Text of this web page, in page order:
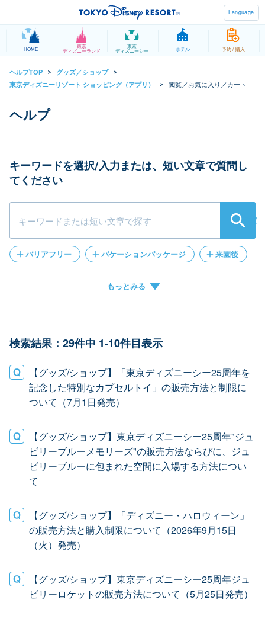
Language
HOME 東京
ディズニーランド
東京
ディズニーシー ホテル 予約 / 購入
ヘルプTOP > グッズ／ショップ >
東京ディズニーリゾート ショッピング（アプリ） > 閲覧／お気に入り／カート
キーワードを選択/入力または、短い文章で質問し
てください
検索
バリアフリー バケーションパッケージ
来園後
検索結果：29件中 1-10件目表示
【グッズ/ショップ】「東京ディズニーシー25周年を
記念した特別なカプセルトイ」の販売方法と制限に
ついて（7月1日発売）
【グッズ/ショップ】東京ディズニーシー25周年"ジュ
ビリーブルーメモリーズ"の販売方法ならびに、ジュ
ビリーブルーに包まれた空間に入場する方法につい
て
【グッズ/ショップ】「ディズニー・ハロウィーン」
の販売方法と購入制限について（2026年9月15日
（火）発売）
【グッズ/ショップ】東京ディズニーシー25周年ジュ
ビリーロケットの販売方法について（5月25日発売）